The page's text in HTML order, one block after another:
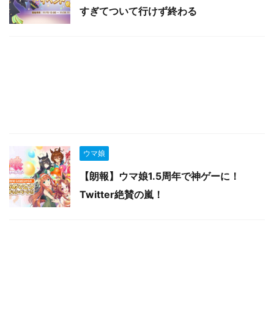
すぎてついて行けず終わる
ウマ娘
【朗報】ウマ娘1.5周年で神ゲーに！
Twitter絶賛の嵐！